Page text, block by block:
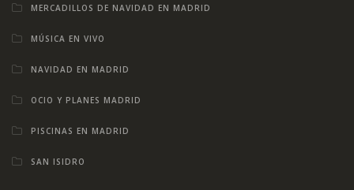
MERCADILLOS DE NAVIDAD EN MADRID
MÚSICA EN VIVO
NAVIDAD EN MADRID
OCIO Y PLANES MADRID
PISCINAS EN MADRID
SAN ISIDRO